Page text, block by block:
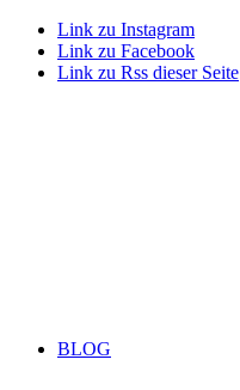
Link zu Instagram
Link zu Facebook
Link zu Rss dieser Seite
BLOG